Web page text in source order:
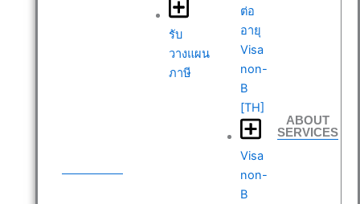
รับ
วางแผน
ภาษี
ต่อ
อายุ
Visa
non-
B
[TH]
Visa
non-
B
ABOUT
SERVICES